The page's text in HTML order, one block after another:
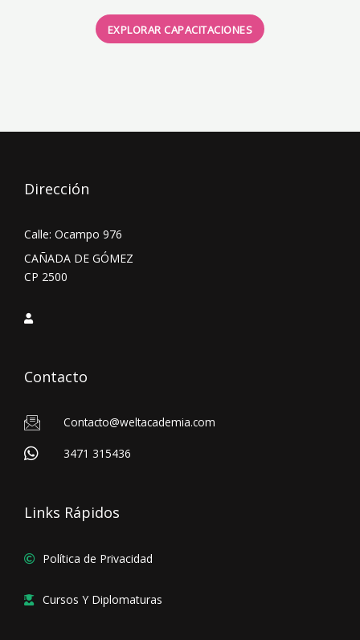
EXPLORAR CAPACITACIONES
Dirección
Calle: Ocampo 976
CAÑADA DE GÓMEZ
CP 2500
Contacto
Contacto@weltacademia.com
3471 315436
Links Rápidos
Política de Privacidad
Cursos Y Diplomaturas